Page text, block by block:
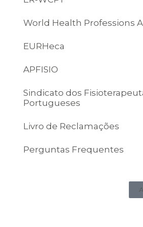
World Health Professions
EURHeca
APFISIO
Sindicato dos
Portugueses
Livro de Reclamações
Perguntas Frequentes